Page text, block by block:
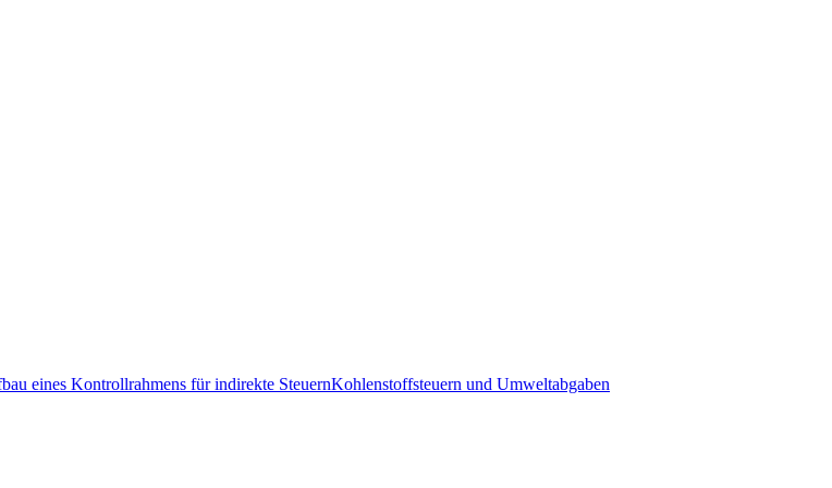
eines Kontrollrahmens für indirekte SteuernKohlenstoffsteuern und Umweltabgaben